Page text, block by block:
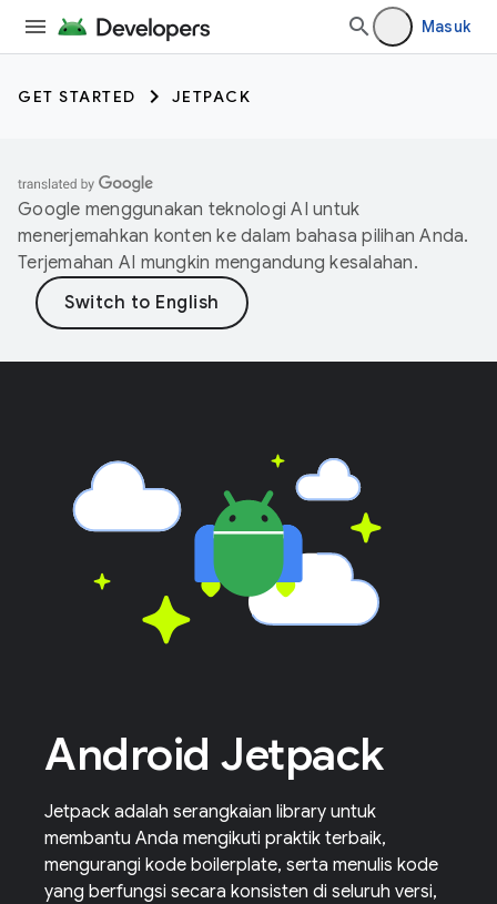
Masuk
GET STARTED JETPACK
Google menggunakan teknologi AI untuk
menerjemahkan konten ke dalam bahasa pilihan Anda.
Terjemahan AI mungkin mengandung kesalahan.
Android Jetpack
Jetpack adalah serangkaian library untuk
membantu Anda mengikuti praktik terbaik,
mengurangi kode boilerplate, serta menulis kode
yang berfungsi secara konsisten di seluruh versi,